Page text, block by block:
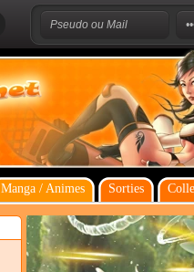
Manga / Animes Sorties